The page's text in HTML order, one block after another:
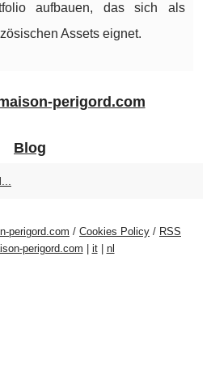
aufbauen, das sich als
Assets eignet.
perigord.com
Blog
perigord.com / Cookies Policy / RSS
perigord.com
it| nl